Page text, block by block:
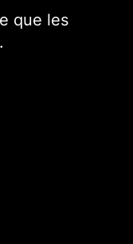
que les